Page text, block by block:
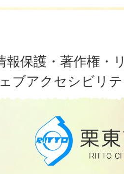
報保護・著作権・
ブアクセシビリ